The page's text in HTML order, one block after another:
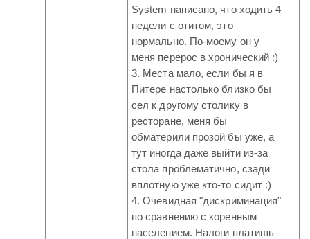
System написано, что ходить 4
недели с отитом, это
нормально. По-моему он у
меня перерос в хронический :)
3. Места мало, если бы я в
Питере настолько близко бы
сел к другому столику в
ресторане, меня бы
обматерили прозой бы уже, а
тут иногда даже выйти из-за
стола проблематично, сзади
вплотную уже кто-то сидит :)
4. Очевидная "дискриминация"
по сравнению с коренным
населением. Налоги платишь